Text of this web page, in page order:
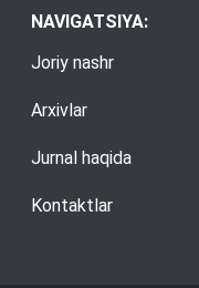
NAVIGATSIYA:
Joriy nashr
Arxivlar
Jurnal haqida
Kontaktlar